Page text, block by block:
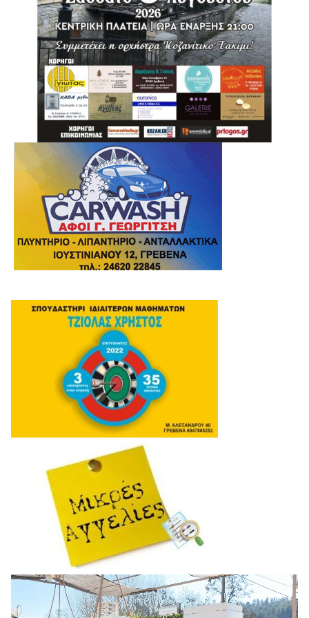
Πρόγραμμα
Αναπαραγωγής
Βίντεο